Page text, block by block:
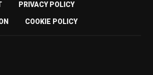
PRIVACY POLICY
COOKIE POLICY